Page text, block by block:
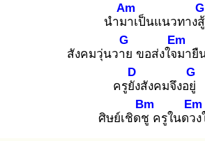
นำมา
Am
เป็นแนวทางสู้
G
สังคมวุ่นวาย
G
ขอส่งใจม
Em
ายื
ครูยัง
D
สังคมจึงอยู่
G
ศิษย์เชิดชู
Bm
ครูในดวง
Em